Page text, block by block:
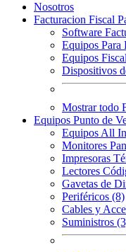
Nosotros
Facturacion Fiscal
Software
Equipos Para
Equipos
Dispositivos
Mostrar todo
Equipos Punto de
Equipos All
Monitores
Impresoras
Lectores
Gavetas de
Periféricos (8)
Cables y
Suministros